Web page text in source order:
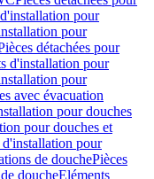
pour
pour
détachées pour
d'installation pour
pour
avec évacuation
pour douches
pour douches et
d'installation pour
de douchePièces
doucheEléments